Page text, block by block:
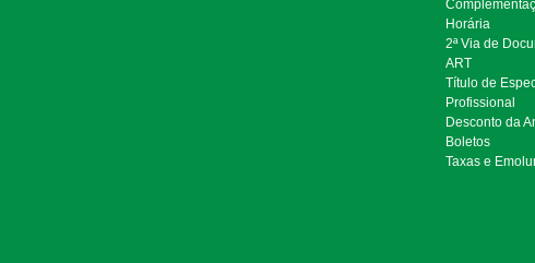
Horária
2ª Via de
ART
Título de
Profissional
Desconto da
Boletos
Taxas e